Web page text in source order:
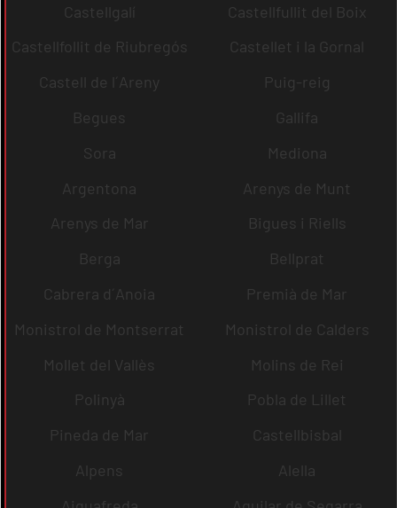
Castellgalí
Castellfullit del Boix
Castellfollit de Riubregós
Castellet i la Gornal
Castell de l´Areny
Puig-reig
Begues
Gallifa
Sora
Mediona
Argentona
Arenys de Munt
Arenys de Mar
Bigues i Riells
Berga
Bellprat
Cabrera d´Anoia
Premià de Mar
Monistrol de Montserrat
Monistrol de Calders
Mollet del Vallès
Molins de Rei
Polinyà
Pobla de Lillet
Pineda de Mar
Castellbisbal
Alpens
Alella